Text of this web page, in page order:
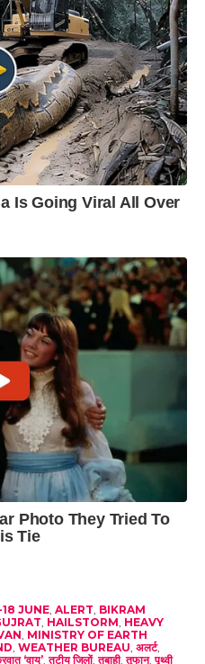
18 JUNE, ALERT, BIKRAM
, HAILSTORM, HEAVY
, MINISTRY OF EARTH
, WEATHER BUREAU, अलर्ट,
‘वायु’,तटीय जिलों,तबाही,तूफान,पृथ्वी